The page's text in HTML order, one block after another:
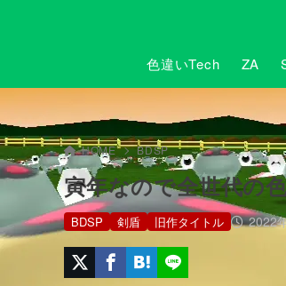
色違いTech ZA
HOME BDSP
寅年なので全世代の
2022
BDSP 剣盾 旧作タイトル